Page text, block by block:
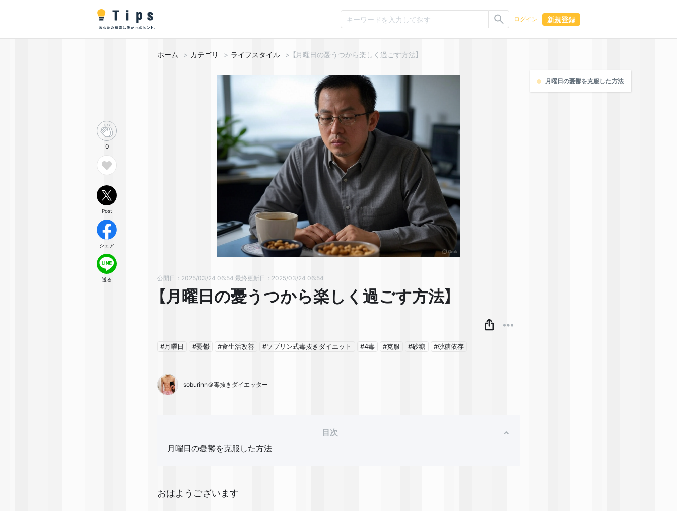
ログイン 新規登録
ホーム カテゴリ ライフスタイル 【月曜日の憂うつから楽しく過ごす方法】
公開日：2025/03/24 06:54 最終更新日：2025/03/24 06:54
【月曜日の憂うつから楽しく過ごす方法】
#月曜日 #憂鬱 #食生活改善 #ソブリン式毒抜きダイエット #4毒 #克服 #砂糖 #砂糖依存
soburinn＠毒抜きダイエッター
目次
月曜日の憂鬱を克服した方法
おはようございます✨
月曜日の憂鬱を克服した方法
0
Post
シェア
送る